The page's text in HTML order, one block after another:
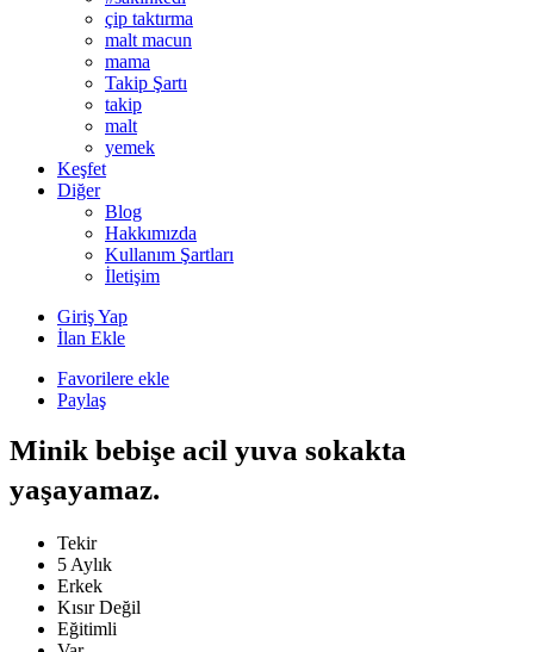
çip taktırma
malt macun
mama
Takip Şartı
takip
malt
yemek
Keşfet
Diğer
Blog
Hakkımızda
Kullanım Şartları
İletişim
Giriş Yap
İlan Ekle
Favorilere ekle
Paylaş
Minik bebişe acil yuva sokakta
yaşayamaz.
Tekir
5 Aylık
Erkek
Kısır Değil
Eğitimli